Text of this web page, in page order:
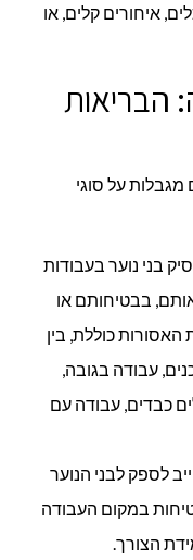
איחורים קלים, או
הבריאות
מגבלות על סוגי
בני נוער בעבודות
בבטיחותם או
כוללת, בין
עבודה בגובה,
כבדים, עבודה עם
לספק לבני הנוער
במקום העבודה
הצורך.